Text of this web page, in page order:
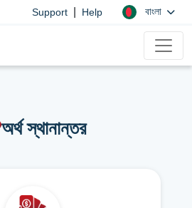
Support Help বাংলা
অর্থ স্থানান্তর